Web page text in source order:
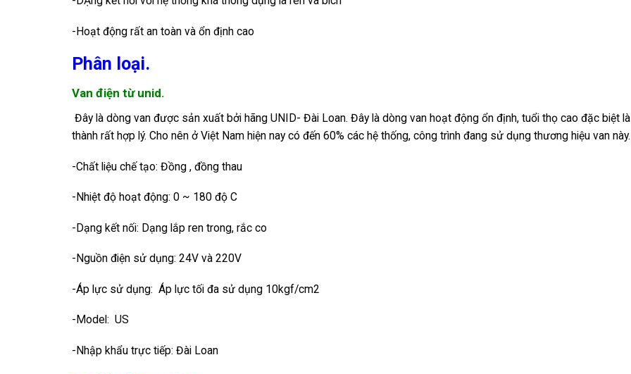
-Hoạt động rất an toàn và ổn định cao
Phân loại.
Van điện từ unid.
Đây là dòng van được sản xuất bởi hãng UNID- Đài Loan. Đây là dòng van hoạt động ổn định, tuổi thọ cao đặc biệt
thành rất hợp lý. Cho nên ở Việt Nam hiện nay có đến 60% các hệ thống, công trình đang sử dụng thương hiệu van này.
-Chất liệu chế tạo: Đồng , đồng thau
-Nhiệt độ hoạt động: 0 ~ 180 độ C
-Dạng kết nối: Dạng lắp ren trong, rắc co
-Nguồn điện sử dụng: 24V và 220V
-Áp lực sử dụng: Áp lực tối đa sử dụng 10kgf/cm2
-Model: US
-Nhập khẩu trực tiếp: Đài Loan